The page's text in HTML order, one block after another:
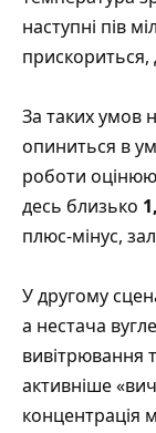
наступні пів
За таких умов
опиниться в
роботи
десь близько
плюс-мінус,
У другому
а нестача
вивітрювання
активніше
концентрація